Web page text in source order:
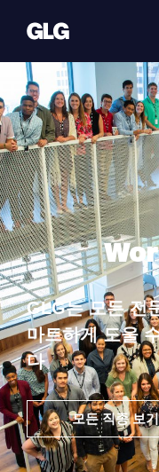
GLG는 모든 전
마트하게 도울
다
모든 직종 보기